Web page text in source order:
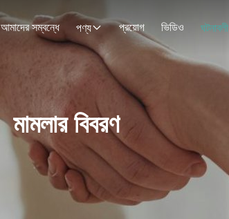
আমাদের সম্বন্ধে পণ্য প্রয়োগ ভিডিও ঘটনাবলী
মামলার বিবরণ